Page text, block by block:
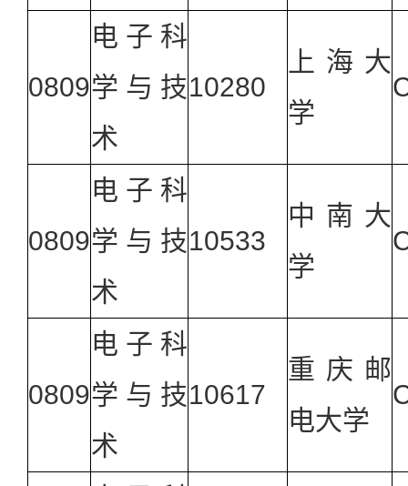
0809
电子科
学与技
术
10280
上海大
学
0809
电子科
学与技
术
10533
中南大
学
0809
电子科
学与技
术
10617
重庆邮
电大学